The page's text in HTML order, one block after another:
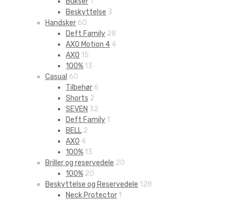
Beskyttelse 3
Handsker 60
Deft Family 28
AXO Motion 4 4
AXO 15
100% 13
Casual 60
Tilbehør 6
Shorts 2
SEVEN 32
Deft Family 1
BELL 2
AXO 4
100% 13
Briller og reservedele 20
100% 20
Beskyttelse og Reservedele 128
Neck Protector 1